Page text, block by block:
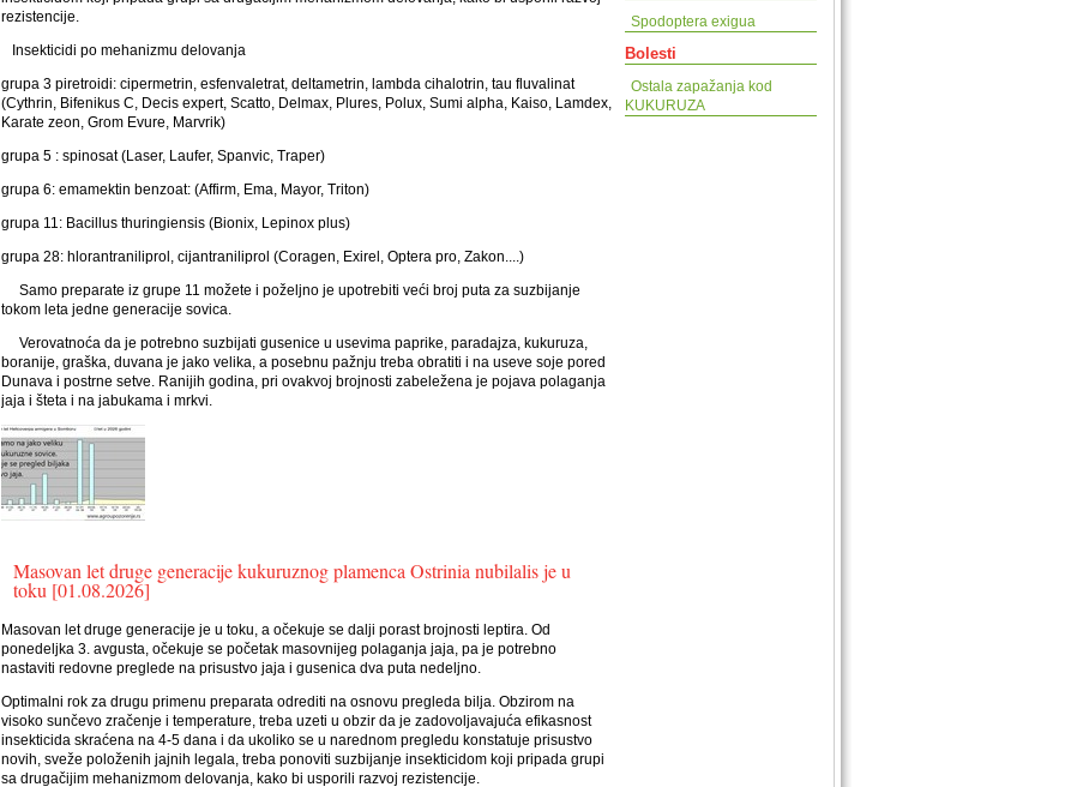
rezistencije.
Insekticidi po mehanizmu delovanja
grupa 3 piretroidi: cipermetrin, esfenvaletrat, deltametrin, lambda cihalotrin, tau fluvalinat
(Cythrin, Bifenikus C, Decis expert, Scatto, Delmax, Plures, Polux, Sumi alpha, Kaiso, Lamdex,
Karate zeon, Grom Evure, Marvrik)
grupa 5 : spinosat (Laser, Laufer, Spanvic, Traper)
grupa 6: emamektin benzoat: (Affirm, Ema, Mayor, Triton)
grupa 11: Bacillus thuringiensis (Bionix, Lepinox plus)
grupa 28: hlorantraniliprol, cijantraniliprol (Coragen, Exirel, Optera pro, Zakon....)
Samo preparate iz grupe 11 možete i poželjno je upotrebiti veći broj puta za suzbijanje
tokom leta jedne generacije sovica.
Verovatnoća da je potrebno suzbijati gusenice u usevima paprike, paradajza, kukuruza,
boranije, graška, duvana je jako velika, a posebnu pažnju treba obratiti i na useve soje pored
Dunava i postrne setve. Ranijih godina, pri ovakvoj brojnosti zabeležena je pojava polaganja
jaja i šteta i na jabukama i mrkvi.
Masovan let druge generacije kukuruznog plamenca Ostrinia nubilalis je u
toku [01.08.2026]
Masovan let druge generacije je u toku, a očekuje se dalji porast brojnosti leptira. Od
ponedeljka 3. avgusta, očekuje se početak masovnijeg polaganja jaja, pa je potrebno
nastaviti redovne preglede na prisustvo jaja i gusenica dva puta nedeljno.
Optimalni rok za drugu primenu preparata odrediti na osnovu pregleda bilja. Obzirom na
visoko sunčevo zračenje i temperature, treba uzeti u obzir da je zadovoljavajuća efikasnost
insekticida skraćena na 4-5 dana i da ukoliko se u narednom pregledu konstatuje prisustvo
novih, sveže položenih jajnih legala, treba ponoviti suzbijanje insekticidom koji pripada grupi
sa drugačijim mehanizmom delovanja, kako bi usporili razvoj rezistencije.
Spodoptera exigua
Bolesti
Ostala zapažanja kod
KUKURUZA